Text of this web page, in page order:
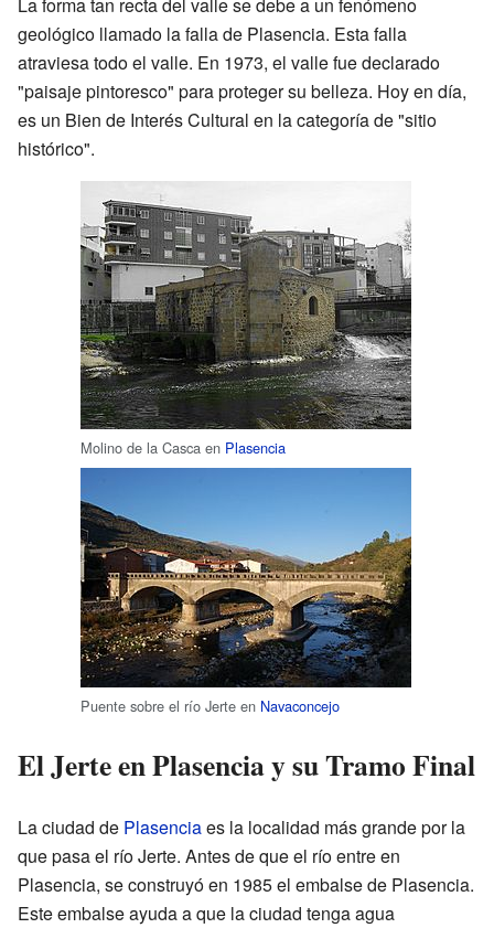
La forma tan recta del valle se debe a un fenómeno
geológico llamado la falla de Plasencia. Esta falla
atraviesa todo el valle. En 1973, el valle fue declarado
"paisaje pintoresco" para proteger su belleza. Hoy en día,
es un Bien de Interés Cultural en la categoría de "sitio
histórico".
Molino de la Casca en Plasencia
Puente sobre el río Jerte en Navaconcejo
El Jerte en Plasencia y su Tramo Final
La ciudad de Plasenciaes la localidad más grande por la
que pasa el río Jerte. Antes de que el río entre en
Plasencia, se construyó en 1985 el embalse de Plasencia.
Este embalse ayuda a que la ciudad tenga agua